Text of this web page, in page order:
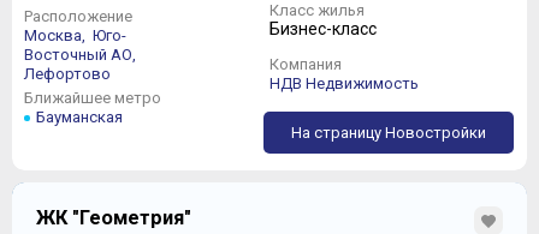
Расположение
Москва, Юго-
Восточный АО,
Лефортово
Ближайшее метро
Бауманская
Класс жилья
Бизнес-класс
Компания
НДВ Недвижимость
На страницу Новостройки
ЖК "Геометрия"